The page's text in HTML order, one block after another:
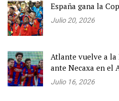
España gana la
Julio 20, 2026
Atlante vuelve a la
ante Necaxa en el
Julio 16, 2026